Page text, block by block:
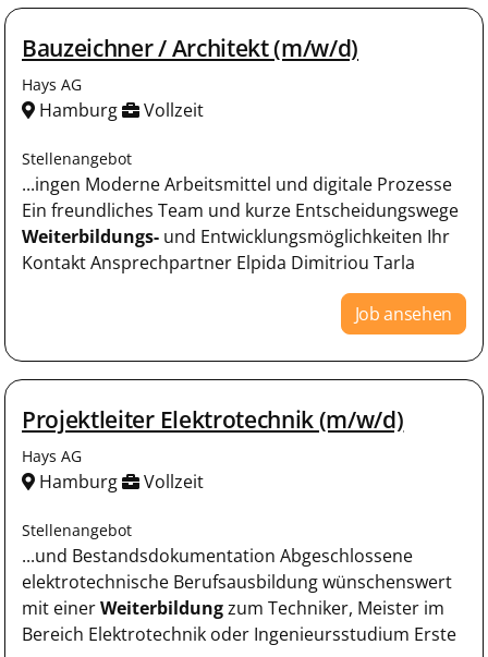
Bauzeichner / Architekt (m/w/d)
Hays AG
Hamburg Vollzeit
Stellenangebot
...ingen Moderne Arbeitsmittel und digitale Prozesse
Ein freundliches Team und kurze Entscheidungswege
Weiterbildungs- und Entwicklungsmöglichkeiten Ihr
Kontakt Ansprechpartner Elpida Dimitriou Tarla
Job ansehen
Projektleiter Elektrotechnik (m/w/d)
Hays AG
Hamburg Vollzeit
Stellenangebot
...und Bestandsdokumentation Abgeschlossene
elektrotechnische Berufsausbildung wünschenswert
mit einerWeiterbildungzum Techniker, Meister im
Bereich Elektrotechnik oder Ingenieursstudium Erste